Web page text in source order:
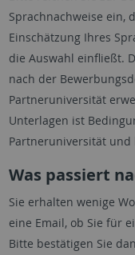
Sprachnachweise ein,
Einschätzung Ihres
die Auswahl einfließt.
nach der
Partneruniversität
Unterlagen ist
Partneruniversität
Was passiert
Sie erhalten wenige
eine Email, ob Sie für
Bitte bestätigen Sie